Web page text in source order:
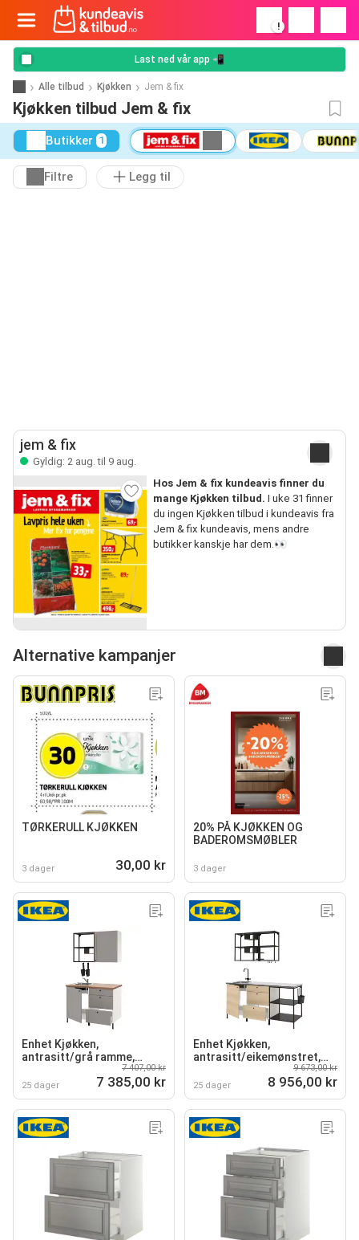
!
Last ned vår app 📲
Alle tilbud Kjøkken Jem & fix
Kjøkken tilbud Jem & fix
Butikker 1
Filtre Legg til
jem & fix
Gyldig: 2 aug. til 9 aug.
Hos Jem & fix kundeavis finner du
mange Kjøkken tilbud. I uke 31 finner
du ingen Kjøkken tilbud i kundeavis fra
Jem & fix kundeavis, mens andre
butikker kanskje har dem.👀
Alternative kampanjer
TØRKERULL KJØKKEN
3 dager 30,00 kr
20% PÅ KJØKKEN OG
BADEROMSMØBLER
3 dager
Enhet Kjøkken,
antrasitt/grå ramme,
25 dager
7 407,00 kr
7 385,00 kr
Enhet Kjøkken,
antrasitt/eikemønstret,
25 dager
9 673,00 kr
8 956,00 kr